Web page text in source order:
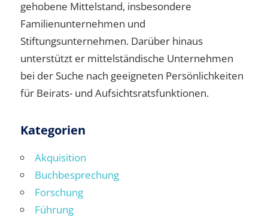
gehobene Mittelstand, insbesondere
Familienunternehmen und
Stiftungsunternehmen. Darüber hinaus
unterstützt er mittelständische Unternehmen
bei der Suche nach geeigneten Persönlichkeiten
für Beirats- und Aufsichtsratsfunktionen.
Kategorien
Akquisition
Buchbesprechung
Forschung
Führung